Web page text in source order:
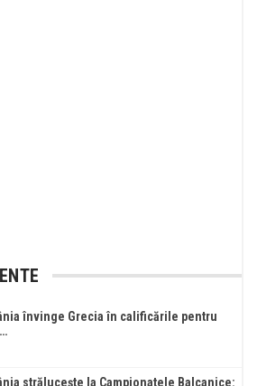
învinge Grecia în calificările pentru
strălucește la Campionatele Balcanice: